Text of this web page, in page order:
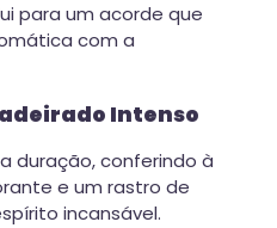
para um acorde que
com a
Intenso
duração, conferindo à
e um rastro de
incansável.